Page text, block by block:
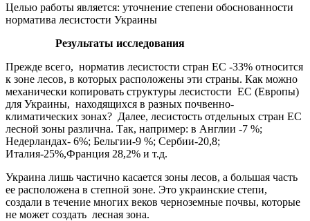
Целью работы является: уточнение степени обоснованности
норматива лесистости Украины
Результаты исследования
Прежде всего, норматив лесистости стран ЕС -33% относится
к зоне лесов, в которых расположены эти страны. Как можно
механически копировать структуры лесистости ЕС (Европы)
для Украины, находящихся в разных почвенно-
климатических зонах? Далее, лесистость отдельных стран ЕС
лесной зоны различна. Так, например: в Англии -7 %;
Недерландах- 6%; Бельгии-9 %; Сербии-20,8;
Италия-25%,Франция 28,2% и т.д.
Украина лишь частично касается зоны лесов, а большая часть
ее расположена в степной зоне. Это украинские степи,
создали в течение многих веков черноземные почвы, которые
не может создать лесная зона.